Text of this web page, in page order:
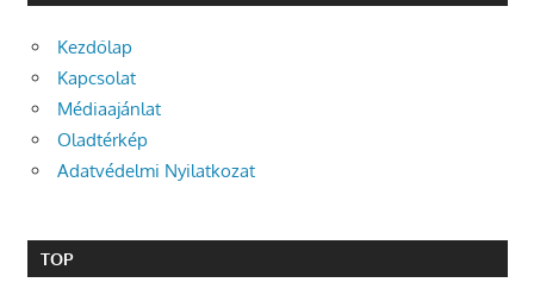
Kezdőlap
Kapcsolat
Médiaajánlat
Oladtérkép
Adatvédelmi Nyilatkozat
TOP